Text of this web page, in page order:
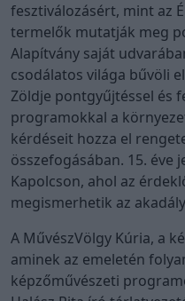
fesztiválozásért, mint az
termelők mutatják meg
Alapítvány saját
csodálatos világa bűvöli
Zöldje pontgyűjtéssel és
programokkal a
kérdéseit hozza el
összefogásában. 15. éve
Kapolcson, ahol az
megismerhetik az
A MűvészVölgy Kúria, a
aminek az emeletén
képzőművészeti